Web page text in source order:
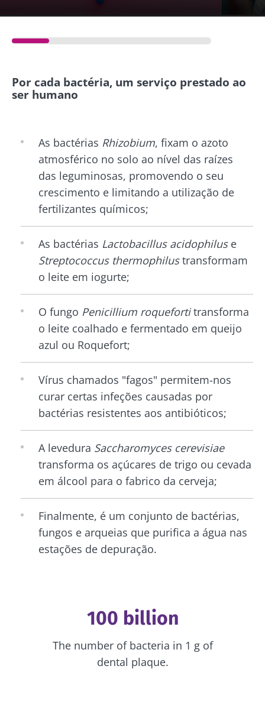
Por cada bactéria, um serviço prestado ao
ser humano
As bactérias Rhizobium, fixam o azoto
atmosférico no solo ao nível das raízes
das leguminosas, promovendo o seu
crescimento e limitando a utilização de
fertilizantes químicos;
As bactérias Lactobacillus acidophiluse
Streptococcus thermophilustransformam
o leite em iogurte;
O fungo Penicillium roquefortitransforma
o leite coalhado e fermentado em queijo
azul ou Roquefort;
Vírus chamados "fagos" permitem-nos
curar certas infeções causadas por
bactérias resistentes aos antibióticos;
A levedura Saccharomyces cerevisiae
transforma os açúcares de trigo ou cevada
em álcool para o fabrico da cerveja;
Finalmente, é um conjunto de bactérias,
fungos e arqueias que purifica a água nas
estações de depuração.
100 billion
The number of bacteria in 1 g of
dental plaque.